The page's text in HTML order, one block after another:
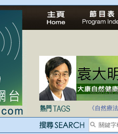
法治社會
自家教育
《自然療